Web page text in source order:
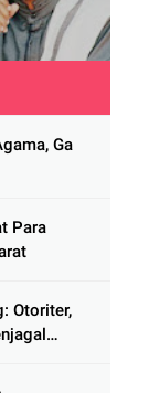
Ga
Para
Otoriter,